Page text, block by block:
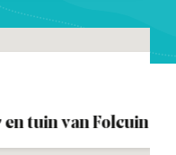
tuin van Folcuin